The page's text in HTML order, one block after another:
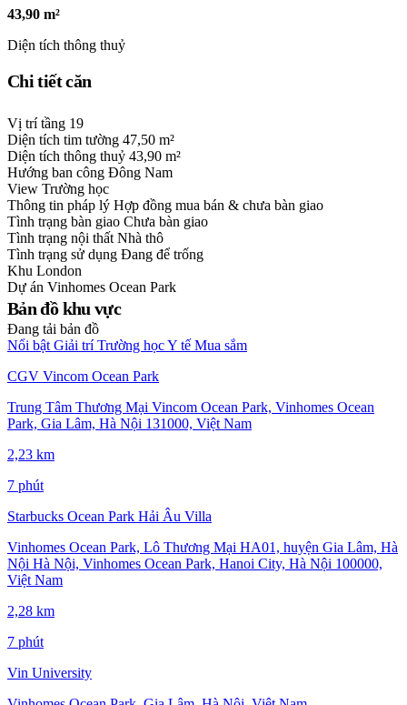
43,90 m²
Diện tích thông thuỷ
Chi tiết căn
Vị trí tầng 19
Diện tích tim tường 47,50 m²
Diện tích thông thuỷ 43,90 m²
Hướng ban công Đông Nam
View Trường học
Thông tin pháp lý Hợp đồng mua bán & chưa bàn giao
Tình trạng bàn giao Chưa bàn giao
Tình trạng nội thất Nhà thô
Tình trạng sử dụng Đang để trống
Khu London
Dự án Vinhomes Ocean Park
Bản đồ khu vực
Đang tải bản đồ
Nổi bật Giải trí Trường họcY tế Mua sắm
CGV Vincom Ocean Park
Trung Tâm Thương Mại Vincom Ocean Park, Vinhomes Ocean
Park, Gia Lâm, Hà Nội 131000, Việt Nam
2,23 km
7 phút
Starbucks Ocean Park Hải Âu Villa
Vinhomes Ocean Park, Lô Thương Mại HA01, huyện Gia Lâm, Hà
Nội Hà Nội, Vinhomes Ocean Park, Hanoi City, Hà Nội 100000,
Việt Nam
2,28 km
7 phút
Vin University